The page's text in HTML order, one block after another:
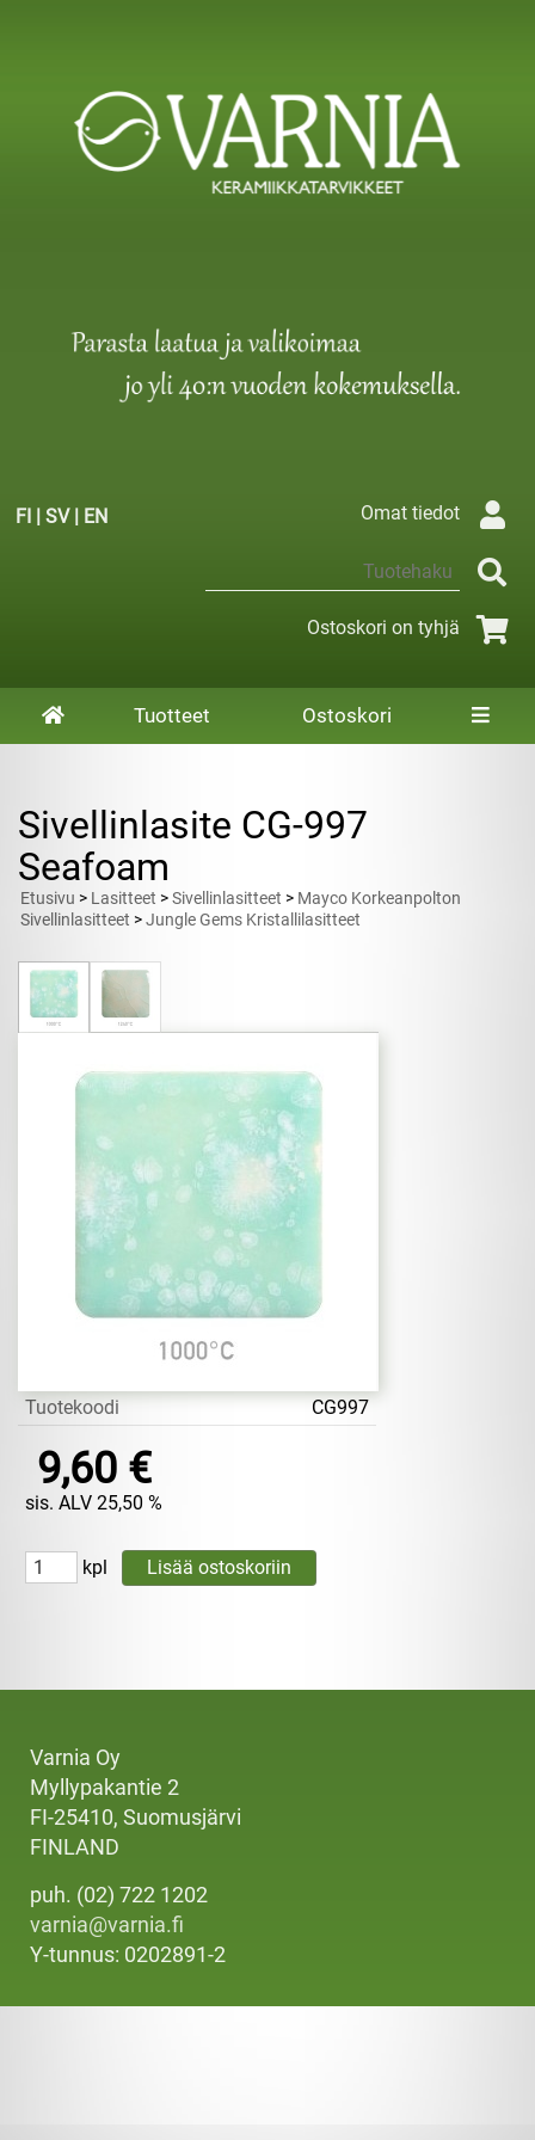
FI | SV| EN Omat tiedot
Ostoskori on tyhjä
Tuotteet Ostoskori
Sivellinlasite CG-997
Seafoam
Etusivu > Lasitteet >Sivellinlasitteet > Mayco Korkeanpolton
Sivellinlasitteet >Jungle Gems Kristallilasitteet
Tuotekoodi CG997
9,60 €
sis. ALV 25,50 %
kpl
Varnia Oy
Myllypakantie 2
FI-25410, Suomusjärvi
FINLAND
puh. (02) 722 1202
varnia@varnia.fi
Y-tunnus: 0202891-2